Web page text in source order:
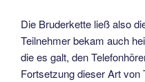
Die Bruderkette ließ also
Teilnehmer bekam auch
die es galt, den
Fortsetzung dieser Art von